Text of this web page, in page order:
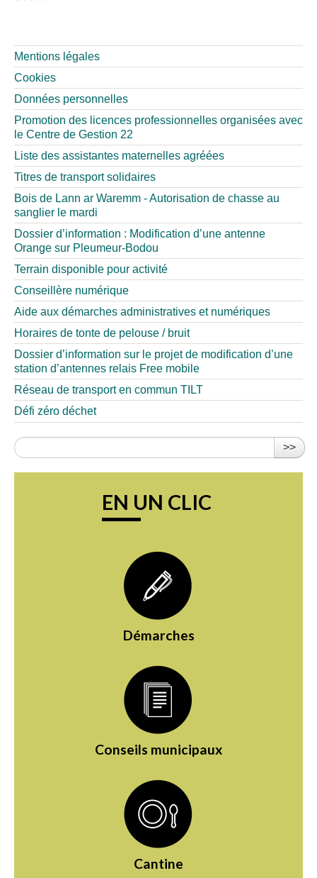
Mentions légales
Cookies
Données personnelles
Promotion des licences professionnelles organisées avec
le Centre de Gestion 22
Liste des assistantes maternelles agréées
Titres de transport solidaires
Bois de Lann ar Waremm - Autorisation de chasse au
sanglier le mardi
Dossier d’information : Modification d’une antenne
Orange sur Pleumeur-Bodou
Terrain disponible pour activité
Conseillère numérique
Aide aux démarches administratives et numériques
Horaires de tonte de pelouse / bruit
Dossier d’information sur le projet de modification d’une
station d’antennes relais Free mobile
Réseau de transport en commun TILT
Défi zéro déchet
>>
EN UN CLIC
Démarches
Conseils municipaux
Cantine